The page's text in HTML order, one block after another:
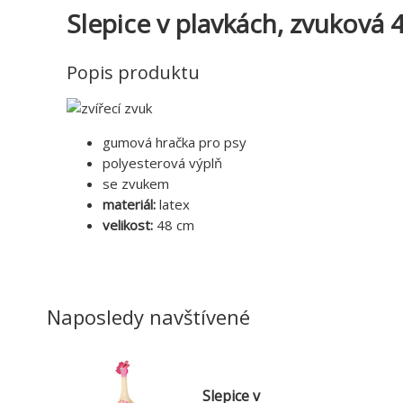
Slepice v plavkách, zvuková
Popis produktu
gumová hračka pro psy
polyesterová výplň
se zvukem
materiál: latex
velikost: 48 cm
Naposledy navštívené
Slepice v